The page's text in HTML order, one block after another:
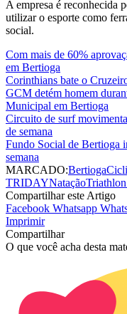
A empresa é reconhecida
utilizar o esporte como
social.
Com mais de 60%
em Bertioga
Corinthians bate o
GCM detém homem
Municipal em Bertioga
Circuito de surf
de semana
Fundo Social de Bertioga
semana
MARCADO:Bertioga
TRIDAYNatação
Compartilhar este Artigo
Facebook Whatsapp
Imprimir
Compartilhar
O que você acha desta